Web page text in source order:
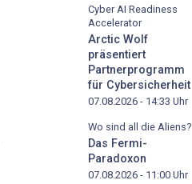
Cyber AI Readiness
Accelerator
Arctic Wolf
präsentiert
Partnerprogramm
für Cybersicherheit
07.08.2026 - 14:33 Uhr
Wo sind all die Aliens?
Das Fermi-
Paradoxon
07.08.2026 - 11:00 Uhr